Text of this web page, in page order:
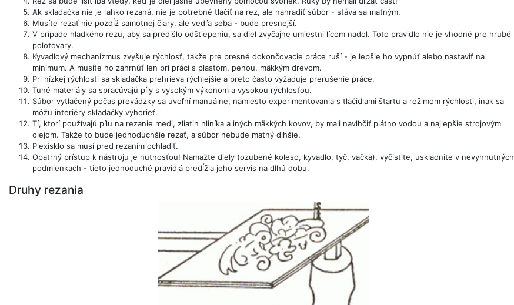
Ak skladačka nie je ľahko rezaná, nie je potrebné tlačiť na rez, ale nahradiť súbor - stáva sa matným.
Musíte rezať nie pozdĺž samotnej čiary, ale vedľa seba - bude presnejší.
V prípade hladkého rezu, aby sa predišlo odštiepeniu, sa diel zvyčajne umiestni lícom nadol. Toto pravidlo nie je vhodné pre hrubé
polotovary.
Kyvadlový mechanizmus zvyšuje rýchlosť, takže pre presné dokončovacie práce ruší - je lepšie ho vypnúť alebo nastaviť na
minimum. A musíte ho zahrnúť len pri práci s plastom, penou, mäkkým drevom.
Pri nízkej rýchlosti sa skladačka prehrieva rýchlejšie a preto často vyžaduje prerušenie práce.
Tuhé materiály sa spracúvajú píly s vysokým výkonom a vysokou rýchlosťou.
Súbor vytlačený počas prevádzky sa uvoľní manuálne, namiesto experimentovania s tlačidlami štartu a režimom rýchlosti, inak sa
môžu interiéry skladačky vyhorieť.
Tí, ktorí používajú pílu na rezanie medi, zliatin hliníka a iných mäkkých kovov, by mali navlhčiť plátno vodou a najlepšie strojovým
olejom. Takže to bude jednoduchšie rezať, a súbor nebude matný dlhšie.
Plexisklo sa musí pred rezaním ochladiť.
Opatrný prístup k nástroju je nutnosťou! Namažte diely (ozubené koleso, kyvadlo, tyč, vačka), vyčistite, uskladnite v nevyhnutných
podmienkach - tieto jednoduché pravidlá predĺžia jeho servis na dlhú dobu.
Druhy rezania